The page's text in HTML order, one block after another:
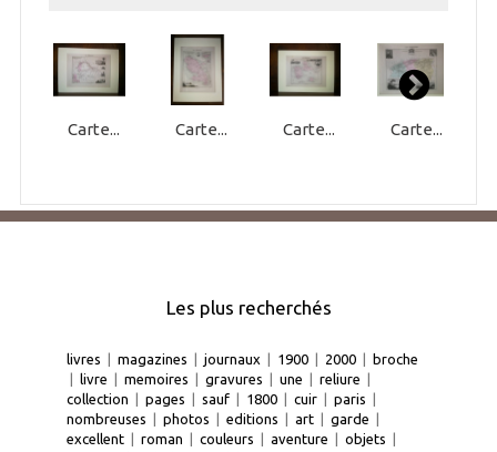
Carte... Carte... Carte... Carte...
Les plus recherchés
livres | magazines | journaux | 1900 | 2000 | broche
| livre | memoires | gravures | une | reliure |
collection | pages | sauf | 1800 | cuir | paris |
nombreuses | photos | editions | art | garde |
excellent | roman | couleurs | aventure | objets |